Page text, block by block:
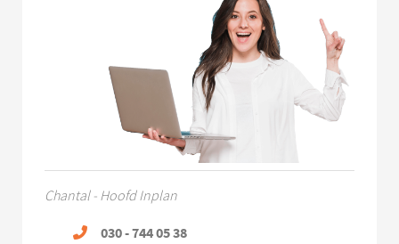
Chantal - Hoofd Inplan
030 - 744 05 38